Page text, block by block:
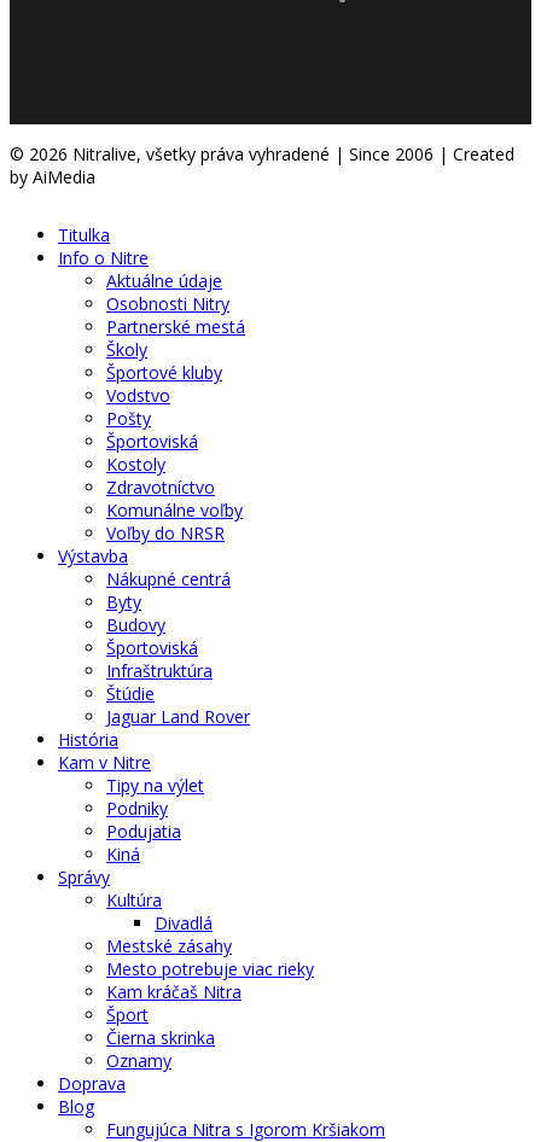
© 2026 Nitralive, všetky práva vyhradené | Since 2006 | Created
by AiMedia
Titulka
Info o Nitre
Aktuálne údaje
Osobnosti Nitry
Partnerské mestá
Školy
Športové kluby
Vodstvo
Pošty
Športoviská
Kostoly
Zdravotníctvo
Komunálne voľby
Voľby do NRSR
Výstavba
Nákupné centrá
Byty
Budovy
Športoviská
Infraštruktúra
Štúdie
Jaguar Land Rover
História
Kam v Nitre
Tipy na výlet
Podniky
Podujatia
Kiná
Správy
Kultúra
Divadlá
Mestské zásahy
Mesto potrebuje viac rieky
Kam kráčaš Nitra
Šport
Čierna skrinka
Oznamy
Doprava
Blog
Fungujúca Nitra s Igorom Kršiakom